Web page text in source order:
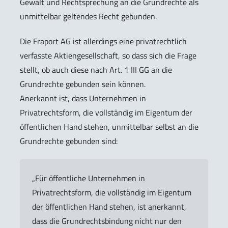
unmittelbar geltendes Recht gebunden.
Die Fraport AG ist allerdings eine privatrechtlich
verfasste Aktiengesellschaft, so dass sich die Frage
stellt, ob auch diese nach Art. 1 III GG an die
Grundrechte gebunden sein können.
Anerkannt ist, dass Unternehmen in
Privatrechtsform, die vollständig im Eigentum der
öffentlichen Hand stehen, unmittelbar selbst an die
Grundrechte gebunden sind:
„Für öffentliche Unternehmen in
Privatrechtsform, die vollständig im Eigentum
der öffentlichen Hand stehen, ist anerkannt,
dass die Grundrechtsbindung nicht nur den